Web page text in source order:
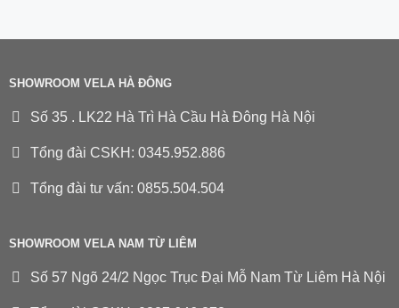
SHOWROOM VELA HÀ ĐÔNG
Số 35 . LK22 Hà Trì Hà Cầu Hà Đông Hà Nội
Tổng đài CSKH: 0345.952.886
Tổng đài tư vấn: 0855.504.504
SHOWROOM VELA NAM TỪ LIÊM
Số 57 Ngõ 24/2 Ngọc Trục Đại Mỗ Nam Từ Liêm Hà Nội